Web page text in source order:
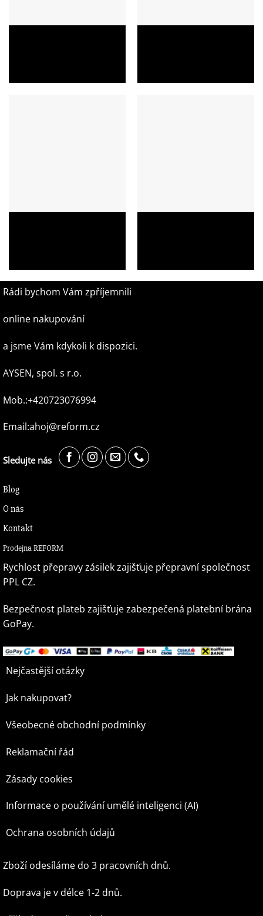
Rádi bychom Vám zpříjemnili
online nakupování
a jsme Vám kdykoli k dispozici.
AYSEN, spol. s r.o.
Mob.:+420723076994
Email:ahoj@reform.cz
Sledujte nás
Blog
O nás
Kontakt
Prodejna REFORM
Rychlost přepravy zásilek zajišťuje přepravní společnost
PPL CZ.
Bezpečnost plateb zajišťuje zabezpečená platební brána
GoPay.
Nejčastější otázky
Jak nakupovat?
Všeobecné obchodní podmínky
Reklamační řád
Zásady cookies
Informace o používání umělé inteligenci (AI)
Ochrana osobních údajů
Zboží odesíláme do 3 pracovních dnů.
Doprava je v délce 1-2 dnů.